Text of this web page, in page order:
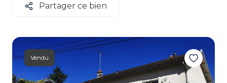
BIENS
CONFIEZ
BIEN
CRÉER
VOTRE
Partager ce bien
Vendu